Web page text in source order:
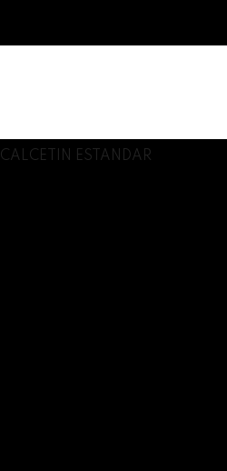
CALCETIN ESTANDAR